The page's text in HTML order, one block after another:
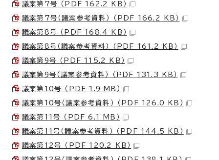
議案第7号 （PDF 162.2 KB）
議案第7号（議案参考資料） （PDF 166.2 KB）
議案第8号 （PDF 168.4 KB）
議案第8号（議案参考資料） （PDF 161.2 KB）
議案第9号 （PDF 115.2 KB）
議案第9号（議案参考資料） （PDF 131.3 KB）
議案第10号 （PDF 1.9 MB）
議案第10号（議案参考資料） （PDF 126.0 KB）
議案第11号 （PDF 6.1 MB）
議案第11号（議案参考資料） （PDF 144.5 KB）
議案第12号 （PDF 120.2 KB）